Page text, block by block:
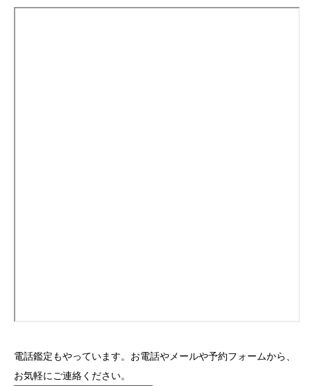
電話鑑定もやっています。お電話やメールや予約フォームから、
お気軽にご連絡ください。